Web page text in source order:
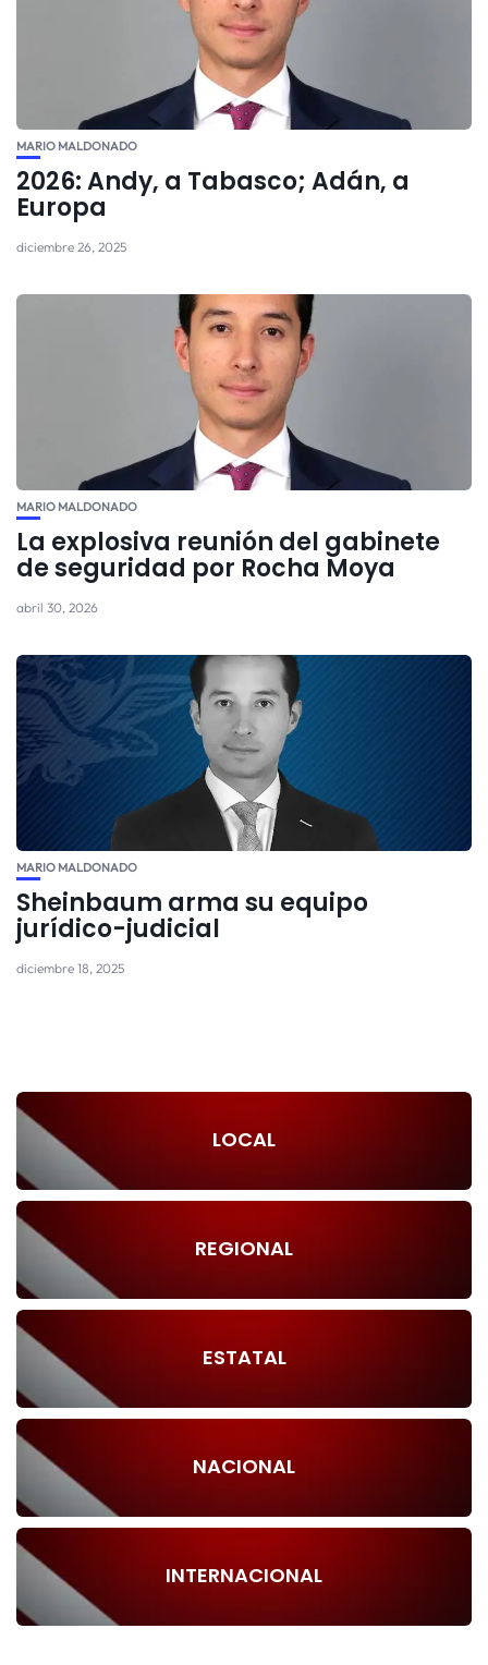
MARIO MALDONADO
2026: Andy, a Tabasco; Adán, a
Europa
diciembre 26, 2025
MARIO MALDONADO
La explosiva reunión del gabinete
de seguridad por Rocha Moya
abril 30, 2026
MARIO MALDONADO
Sheinbaum arma su equipo
jurídico-judicial
diciembre 18, 2025
LOCAL
REGIONAL
ESTATAL
NACIONAL
INTERNACIONAL